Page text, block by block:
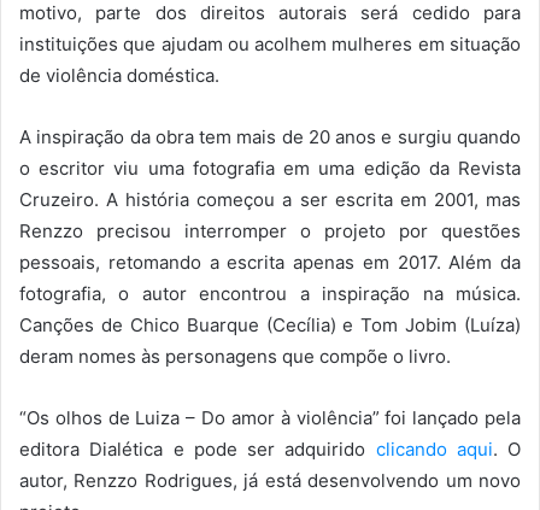
motivo, parte dos direitos autorais será cedido para
instituições que ajudam ou acolhem mulheres em situação
de violência doméstica.
A inspiração da obra tem mais de 20 anos e surgiu quando
o escritor viu uma fotografia em uma edição da Revista
Cruzeiro. A história começou a ser escrita em 2001, mas
Renzzo precisou interromper o projeto por questões
pessoais, retomando a escrita apenas em 2017. Além da
fotografia, o autor encontrou a inspiração na música.
Canções de Chico Buarque (Cecília) e Tom Jobim (Luíza)
deram nomes às personagens que compõe o livro.
“Os olhos de Luiza – Do amor à violência” foi lançado pela
editora Dialética e pode ser adquirido clicando aqui. O
autor, Renzzo Rodrigues, já está desenvolvendo um novo